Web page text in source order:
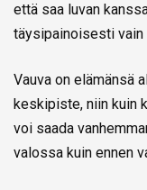
että saa luvan
täysipainoisesti vain
Vauva on elämänsä
keskipiste, niin kuin
voi saada
valossa kuin ennen